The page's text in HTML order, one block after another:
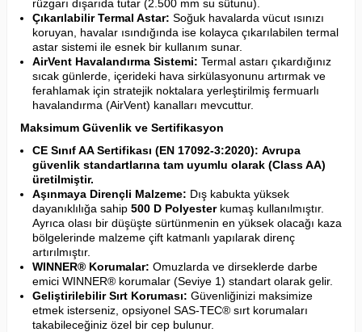
rüzgarı dışarıda tutar (2.500 mm su sütunu).
Çıkarılabilir Termal Astar: Soğuk havalarda vücut ısınızı
koruyan, havalar ısındığında ise kolayca çıkarılabilen termal
astar sistemi ile esnek bir kullanım sunar.
AirVent Havalandırma Sistemi: Termal astarı çıkardığınız
sıcak günlerde, içerideki hava sirkülasyonunu artırmak ve
ferahlamak için stratejik noktalara yerleştirilmiş fermuarlı
havalandırma (AirVent) kanalları mevcuttur.
Maksimum Güvenlik ve Sertifikasyon
CE Sınıf AA Sertifikası (EN 17092-3:2020): Avrupa
güvenlik standartlarına tam uyumlu olarak (Class AA)
üretilmiştir.
Aşınmaya Dirençli Malzeme: Dış kabukta yüksek
dayanıklılığa sahip 500 D Polyesterkumaş kullanılmıştır.
Ayrıca olası bir düşüşte sürtünmenin en yüksek olacağı kaza
bölgelerinde malzeme çift katmanlı yapılarak direnç
artırılmıştır.
WINNER® Korumalar: Omuzlarda ve dirseklerde darbe
emici WINNER® korumalar (Seviye 1) standart olarak gelir.
Geliştirilebilir Sırt Koruması: Güvenliğinizi maksimize
etmek isterseniz, opsiyonel SAS-TEC® sırt korumaları
takabileceğiniz özel bir cep bulunur.